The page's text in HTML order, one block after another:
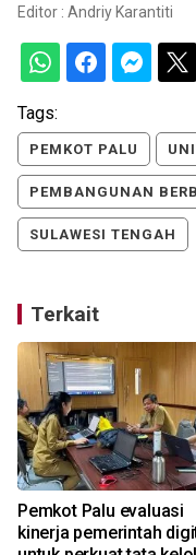
Editor : Andriy Karantiti
Tags:
PEMKOT PALU
PEMBANGUNAN
SULAWESI TENGAH
Terkait
Pemkot Palu evaluasi
kinerja pemerintah